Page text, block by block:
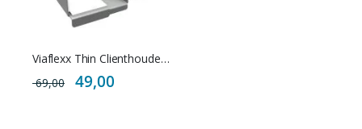
Viaflexx Thin Clienthouder voor Monitorarm
69,00
Special
Price
49,00